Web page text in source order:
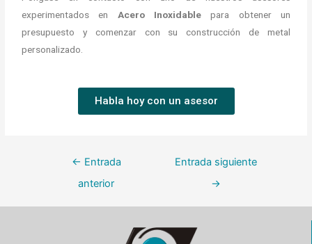
experimentados en Acero Inoxidable para obtener un
presupuesto y comenzar con su construcción de metal
personalizado.
Habla hoy con un asesor
← Entrada
anterior
Entrada siguiente
→